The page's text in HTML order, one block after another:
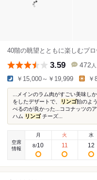
40階の眺望とともに楽しむプ
3.59 472 人
￥15,000～￥19,999 ￥
...メインのラム肉がすごい美味し
をしたデザートで、
リンゴ飴のよ
べるのが良かった...ココナッツ
ハム リンゴチーズ...
空席
情報
月
8/10
火
11
水
12